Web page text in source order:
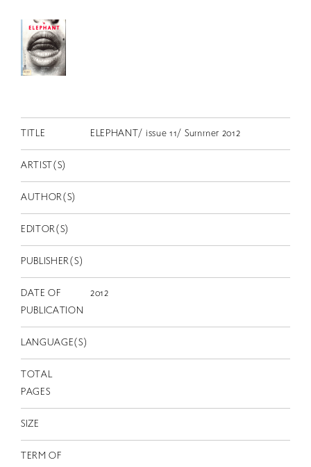
スカラシップ受賞者
CONTACT
TITLE ELEPHANT/ issue 11/ Summer 2012
ARTIST(S)
AUTHOR(S)
EDITOR(S)
PUBLISHER(S)
DATE OF
PUBLICATION
2012
LANGUAGE(S)
TOTAL
PAGES
SIZE
TERM OF